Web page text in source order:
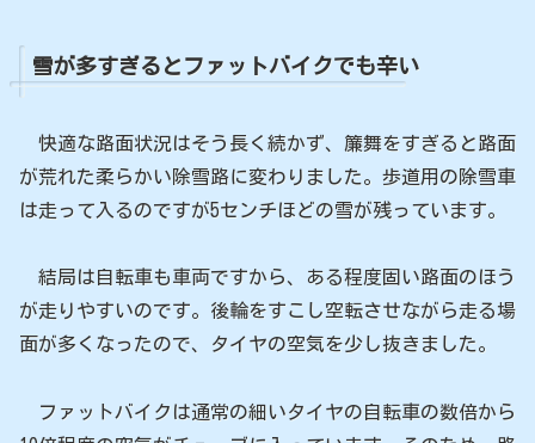
雪が多すぎるとファットバイクでも辛い
快適な路面状況はそう長く続かず、簾舞をすぎると路面
が荒れた柔らかい除雪路に変わりました。歩道用の除雪車
は走って入るのですが5センチほどの雪が残っています。
結局は自転車も車両ですから、ある程度固い路面のほう
が走りやすいのです。後輪をすこし空転させながら走る場
面が多くなったので、タイヤの空気を少し抜きました。
ファットバイクは通常の細いタイヤの自転車の数倍から